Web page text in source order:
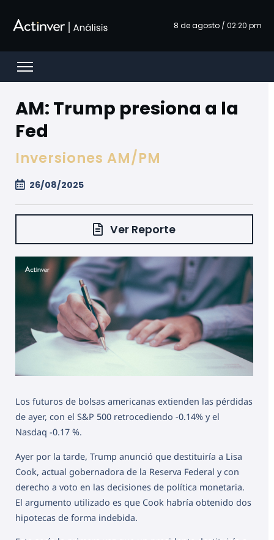
8 de agosto / 02:20 pm
Open menu
AM: Trump presiona a la
Fed
Inversiones AM/PM
26/08/2025
Ver Reporte
Los futuros de bolsas americanas extienden las pérdidas
de ayer, con el S&P 500 retrocediendo -0.14% y el
Nasdaq -0.17 %.
Ayer por la tarde, Trump anunció que destituiría a Lisa
Cook, actual gobernadora de la Reserva Federal y con
derecho a voto en las decisiones de política monetaria.
El argumento utilizado es que Cook habría obtenido dos
hipotecas de forma indebida.